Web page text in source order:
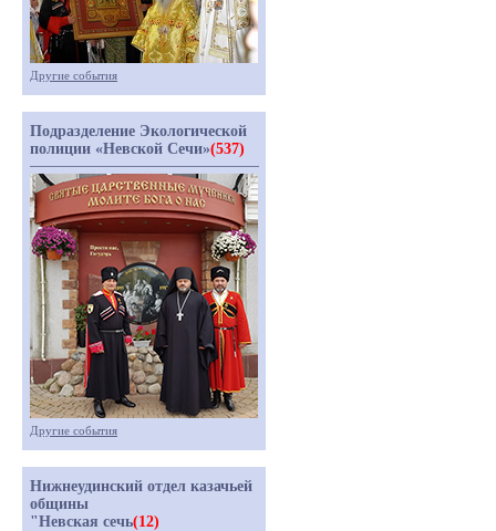
Другие события
Подразделение Экологической
полиции «Невской Сечи»(537)
Другие события
Нижнеудинский отдел казачьей
общины
"Невская сечь(12)